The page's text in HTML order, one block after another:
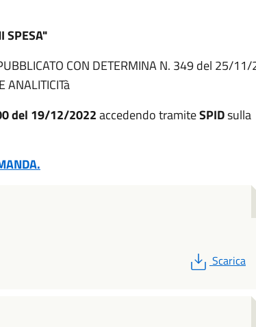
SPESA"
CON DETERMINA N. 349 del 25/
ANALITICITà
del 19/12/2022accedendo tramiteSPIDsulla
PDF
Scarica